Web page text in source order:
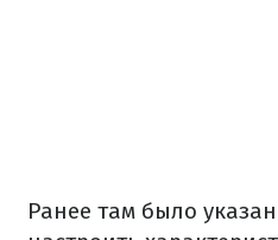
Ранее там было